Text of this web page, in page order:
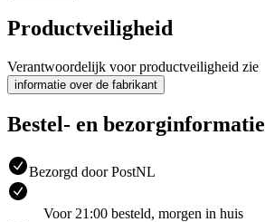
Productveiligheid
Verantwoordelijk voor productveiligheid zie
informatie over de fabrikant
Bestel- en bezorginformatie
Bezorgd door PostNL
Voor 21:00 besteld, morgen in huis